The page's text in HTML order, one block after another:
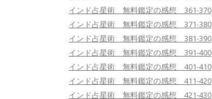
インド占星術 無料鑑定の感想 361-370
インド占星術 無料鑑定の感想 371-380
インド占星術 無料鑑定の感想 381-390
インド占星術 無料鑑定の感想 391-400
インド占星術 無料鑑定の感想 401-410
インド占星術 無料鑑定の感想 411-420
インド占星術 無料鑑定の感想 421-430